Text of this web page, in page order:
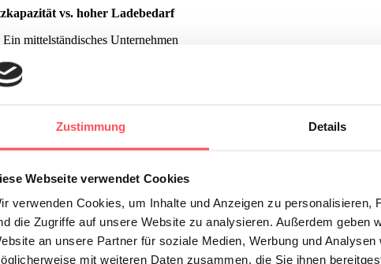
Zustimmung Details
Webseite verwendet Cookies
verwenden Cookies, um Inhalte und Anzeigen zu personalisieren,
die Zugriffe auf unsere Website zu analysieren. Außerdem geben
an unsere Partner für soziale Medien, Werbung und
mit weiteren Daten zusammen, die Sie ihnen
vs. hoher Ladebedarf
mittelständisches Unternehmen
umstellen und gleichzeitig
anbieten. Der verfügbare
ausreichend für drei bis vier AC-
Fahrzeuge gleichzeitig mit hoher
als "Ladepuffer"
Batteriespeicher und intelligentem
ist bestechend einfach:
Netzlast geladen
bereit
koordiniert die Energieflüsse